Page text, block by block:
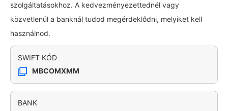
szolgáltatásokhoz. A kedvezményezettednél vagy
közvetlenül a banknál tudod megérdeklődni, melyiket kell
használnod.
SWIFT KÓD
MBCOMXMM
BANK